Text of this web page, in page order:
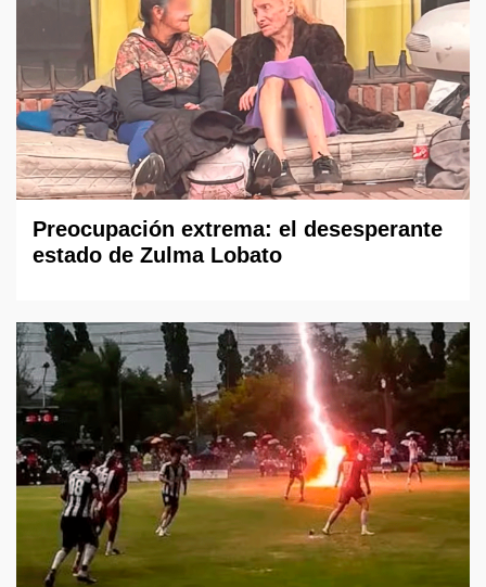
Preocupación extrema: el desesperante
estado de Zulma Lobato